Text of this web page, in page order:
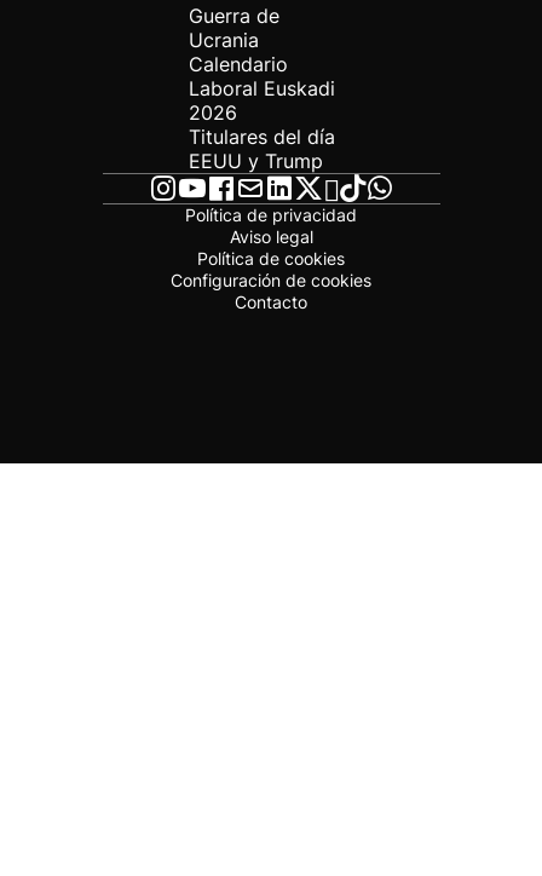
Guerra de
Ucrania
Calendario
Laboral Euskadi
2026
Titulares del día
EEUU y Trump
Política de privacidad
Aviso legal
Política de cookies
Configuración de cookies
Contacto